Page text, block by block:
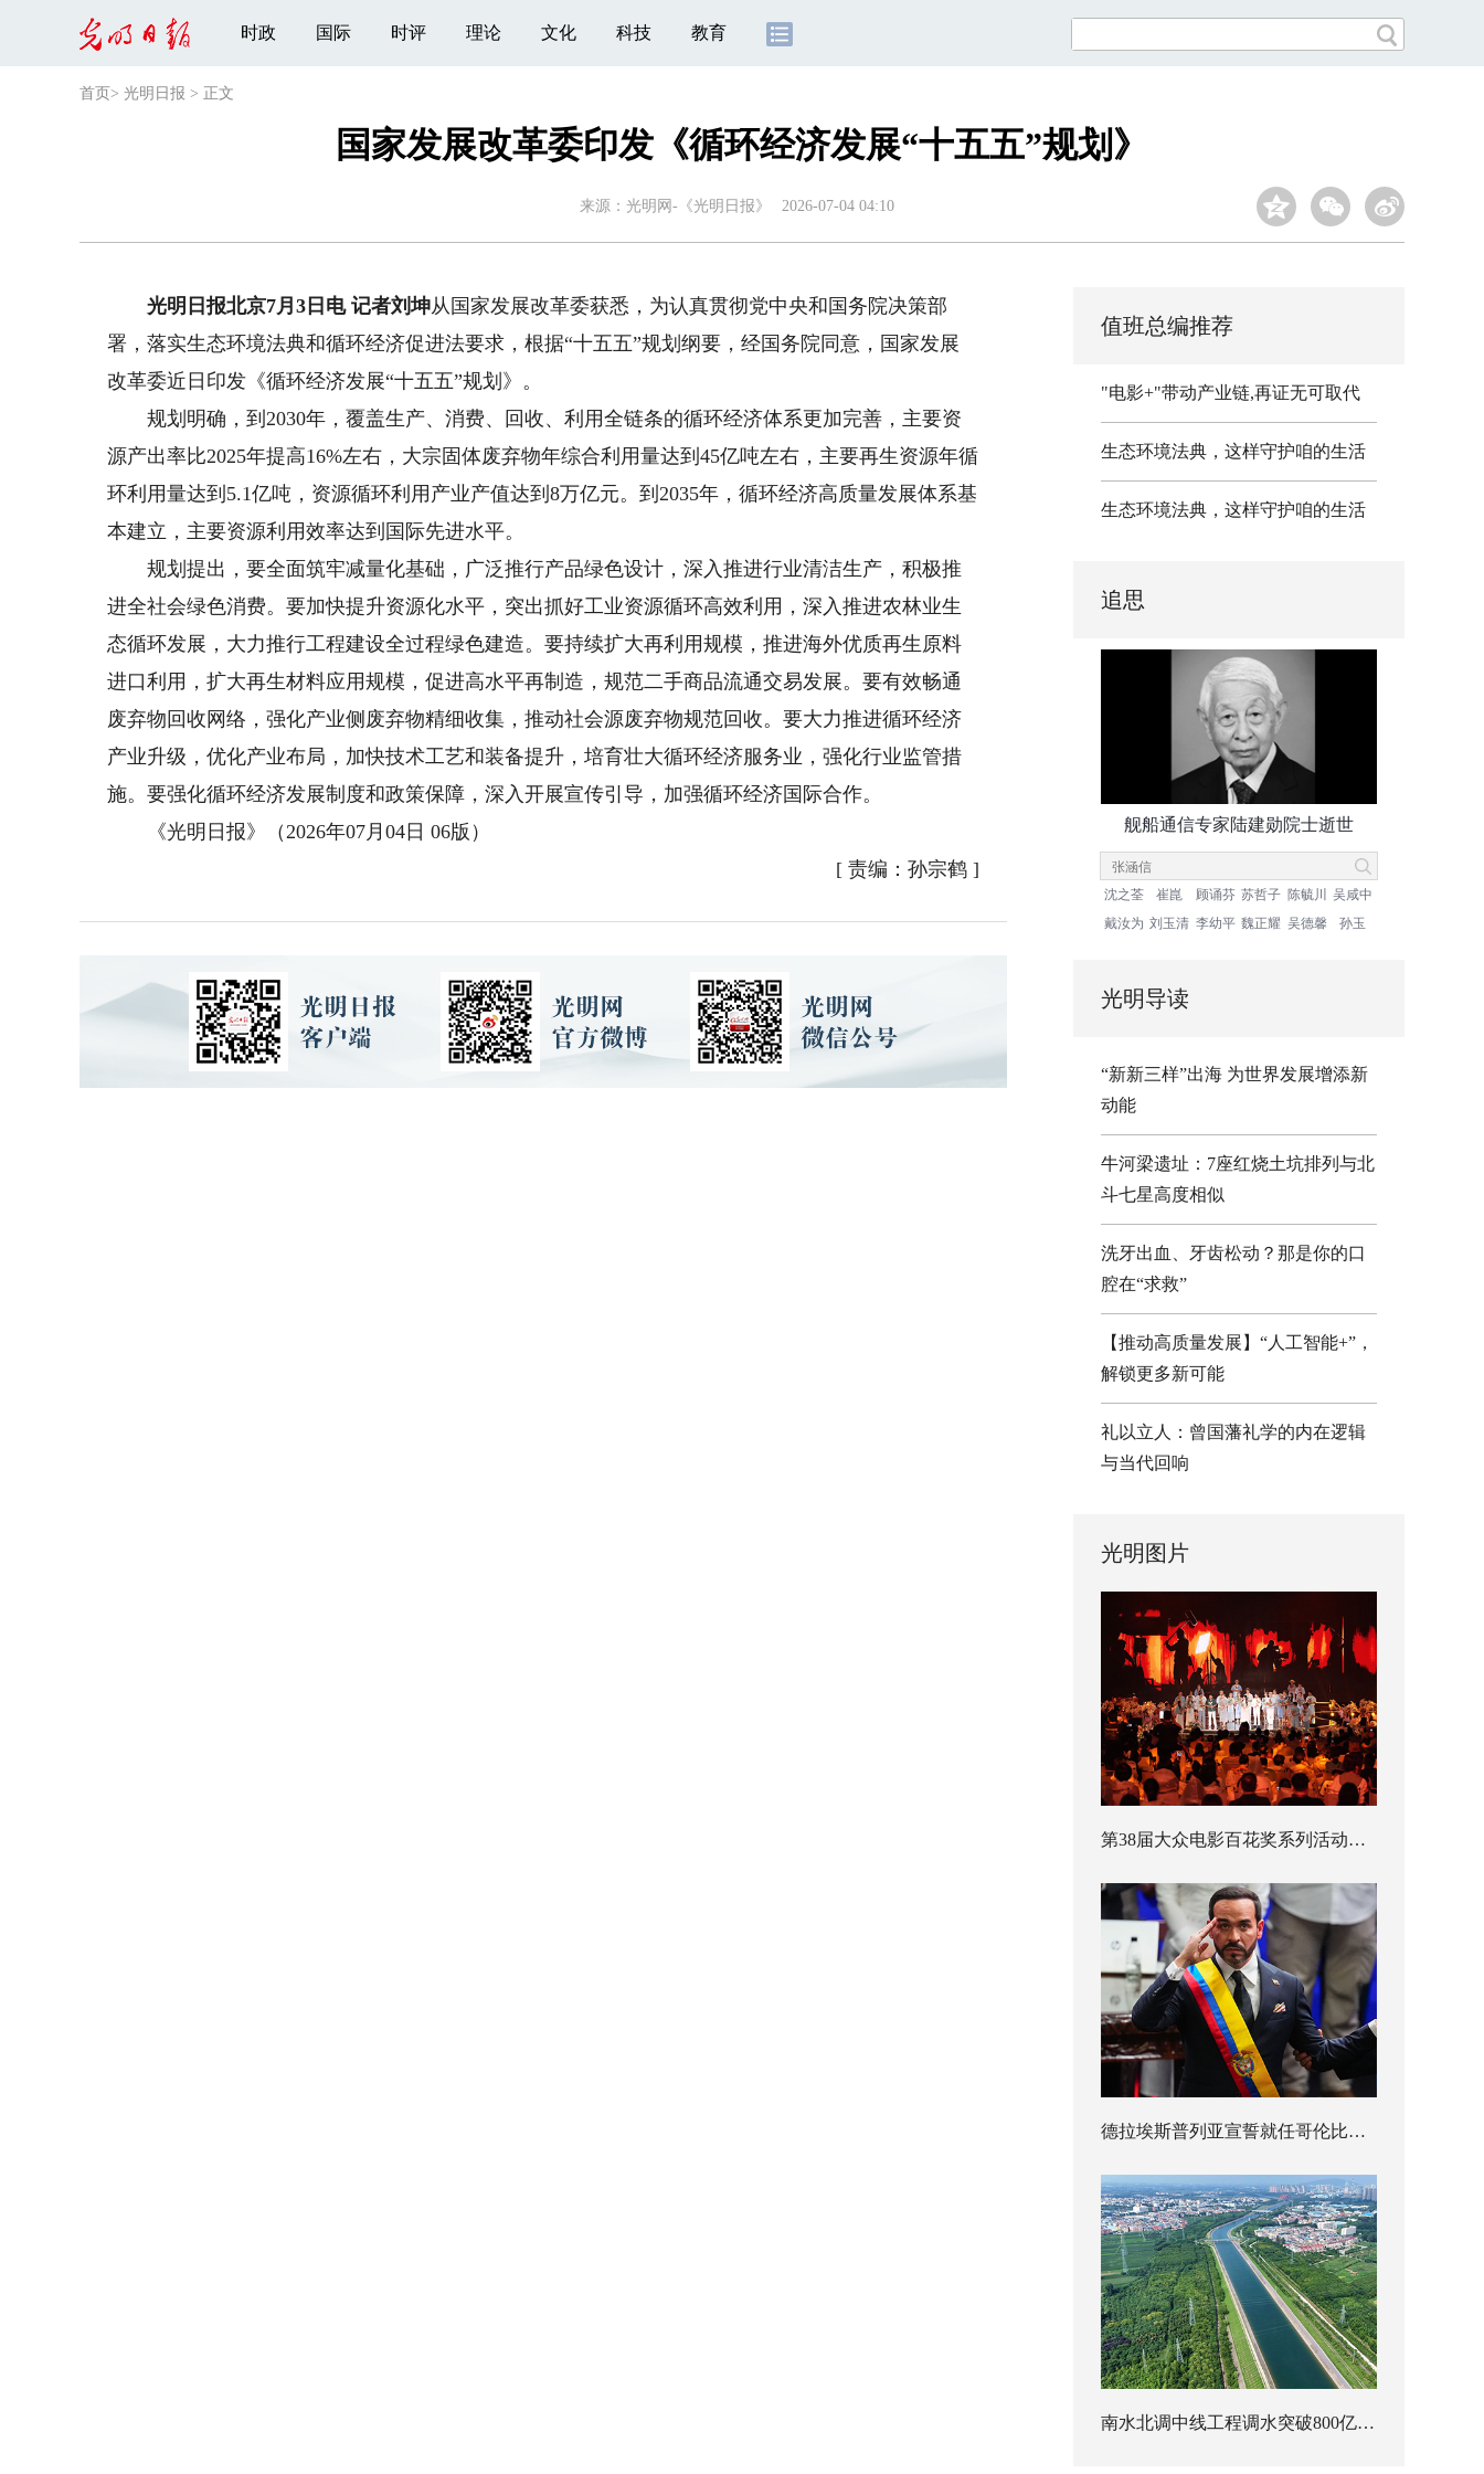
时政 国际 时评 理论 文化 科技 教育
首页 > 光明日报 > 正文
国家发展改革委印发《循环经济发展“十五五”规划》
来源： 光明网-《光明日报》 2026-07-04 04:10
光明日报北京7月3日电 记者刘坤从国家发展改革委获悉，为认真贯彻党中央和国务院决策部
署，落实生态环境法典和循环经济促进法要求，根据“十五五”规划纲要，经国务院同意，国家发展
改革委近日印发《循环经济发展“十五五”规划》。
规划明确，到2030年，覆盖生产、消费、回收、利用全链条的循环经济体系更加完善，主要资
源产出率比2025年提高16%左右，大宗固体废弃物年综合利用量达到45亿吨左右，主要再生资源年循
环利用量达到5.1亿吨，资源循环利用产业产值达到8万亿元。到2035年，循环经济高质量发展体系基
本建立，主要资源利用效率达到国际先进水平。
规划提出，要全面筑牢减量化基础，广泛推行产品绿色设计，深入推进行业清洁生产，积极推
进全社会绿色消费。要加快提升资源化水平，突出抓好工业资源循环高效利用，深入推进农林业生
态循环发展，大力推行工程建设全过程绿色建造。要持续扩大再利用规模，推进海外优质再生原料
进口利用，扩大再生材料应用规模，促进高水平再制造，规范二手商品流通交易发展。要有效畅通
废弃物回收网络，强化产业侧废弃物精细收集，推动社会源废弃物规范回收。要大力推进循环经济
产业升级，优化产业布局，加快技术工艺和装备提升，培育壮大循环经济服务业，强化行业监管措
施。要强化循环经济发展制度和政策保障，深入开展宣传引导，加强循环经济国际合作。
《光明日报》（2026年07月04日 06版）
[ 责编：孙宗鹤]
值班总编推荐
"电影+"带动产业链,再证无可取代
生态环境法典，这样守护咱的生活
生态环境法典，这样守护咱的生活
追思
舰船通信专家陆建勋院士逝世
沈之荃 崔崑 顾诵芬 苏哲子 陈毓川
吴咸中
戴汝为 刘玉清 李幼平 魏正耀 吴德馨 孙玉
光明导读
“新新三样”出海 为世界发展增添新
动能
牛河梁遗址：7座红烧土坑排列与北
斗七星高度相似
洗牙出血、牙齿松动？那是你的口
腔在“求救”
【推动高质量发展】“人工智能+”，
解锁更多新可能
礼以立人：曾国藩礼学的内在逻辑
与当代回响
光明图片
第38届大众电影百花奖系列活动开幕
德拉埃斯普列亚宣誓就任哥伦比亚总统
南水北调中线工程调水突破800亿立方米